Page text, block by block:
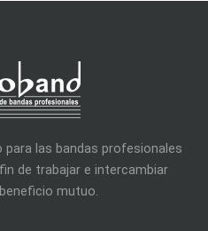
las bandas profesionales
de trabajar e intercambiar
mutuo.